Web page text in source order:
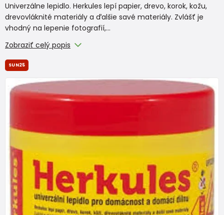
Univerzálne lepidlo. Herkules lepí papier, drevo, korok, kožu,
drevovláknité materiály a ďalšie savé materiály. Zvlášť je
vhodný na lepenie fotografií,…
Zobraziť celý popis
SUN25